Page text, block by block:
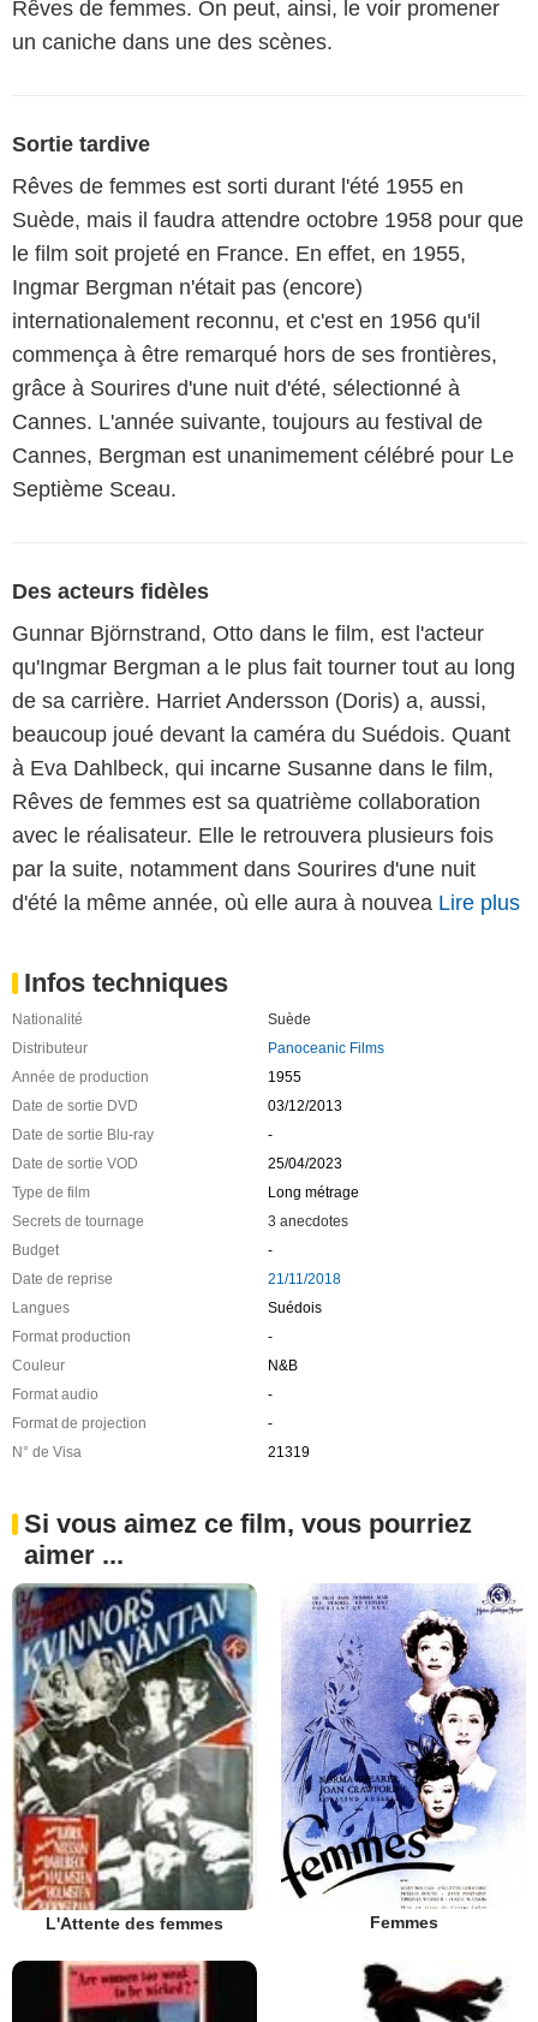
Rêves de femmes. On peut, ainsi, le voir promener
un caniche dans une des scènes.
Sortie tardive
Rêves de femmes est sorti durant l'été 1955 en
Suède, mais il faudra attendre octobre 1958 pour que
le film soit projeté en France. En effet, en 1955,
Ingmar Bergman n'était pas (encore)
internationalement reconnu, et c'est en 1956 qu'il
commença à être remarqué hors de ses frontières,
grâce à Sourires d'une nuit d'été, sélectionné à
Cannes. L'année suivante, toujours au festival de
Cannes, Bergman est unanimement célébré pour Le
Septième Sceau.
Des acteurs fidèles
Gunnar Björnstrand, Otto dans le film, est l'acteur
qu'Ingmar Bergman a le plus fait tourner tout au long
de sa carrière. Harriet Andersson (Doris) a, aussi,
beaucoup joué devant la caméra du Suédois. Quant
à Eva Dahlbeck, qui incarne Susanne dans le film,
Rêves de femmes est sa quatrième collaboration
avec le réalisateur. Elle le retrouvera plusieurs fois
par la suite, notamment dans Sourires d'une nuit
d'été la même année, où elle aura à nouvea Lire plus
Infos techniques
Nationalité
Suède
Distributeur
Panoceanic Films
Année de production
1955
Date de sortie DVD
03/12/2013
Date de sortie Blu-ray
-
Date de sortie VOD
25/04/2023
Type de film
Long métrage
Secrets de tournage
3 anecdotes
Budget
-
Date de reprise
21/11/2018
Langues
Suédois
Format production
-
Couleur
N&B
Format audio
-
Format de projection
-
N° de Visa
21319
Si vous aimez ce film, vous pourriez
aimer ...
L'Attente des femmes Femmes